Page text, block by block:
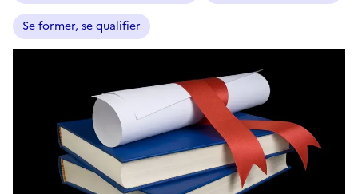
Se former, se qualifier